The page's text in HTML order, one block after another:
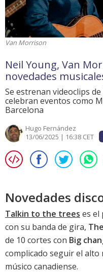
Van Morrison
Neil Young, Van
novedades
Se estrenan videoclips
celebran eventos como
Barcelona
Hugo Fernández
13/06/2025 | 16:38 CET
Novedades
Talkin to the trees es el
con su banda de gira,
de 10 cortes con Big
complicado seguir el
músico canadiense.